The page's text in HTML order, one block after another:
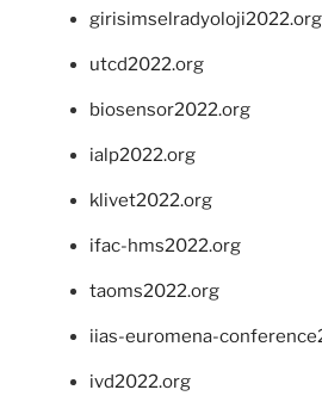
girisimselradyoloji2022.org
utcd2022.org
biosensor2022.org
ialp2022.org
klivet2022.org
ifac-hms2022.org
taoms2022.org
iias-euromena-
ivd2022.org